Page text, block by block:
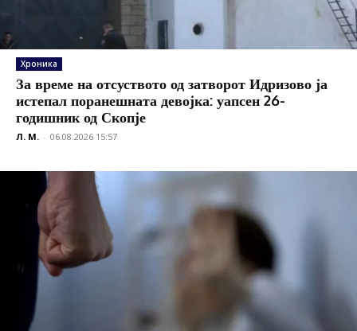
Хроника
За време на отсуството од затворот Идризово ја
истепал поранешната девојка: уапсен 26-
годишник од Скопје
Л. М. - 06.08.2026 15:57